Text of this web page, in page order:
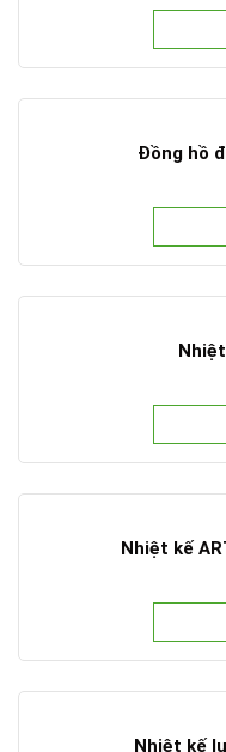
Đồng hồ
Nhiệt kế
Nhiệt kế